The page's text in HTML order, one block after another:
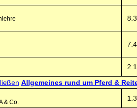
Allgemeines rund um Pferd &
& Co.